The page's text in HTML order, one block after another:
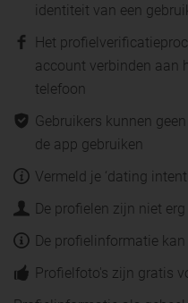
identiteit van een
Het
account verbinden aan
telefoon
Gebruikers kunnen
de app gebruiken
Vermeld je ‘dating
De profielen zijn niet
De profielinformatie
Profielfoto's zijn gratis